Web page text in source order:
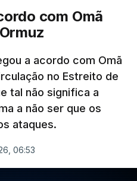
com Omã
a acordo com Omã
no Estreito de
tal não significa a
a não ser que os
ataques.
06:53